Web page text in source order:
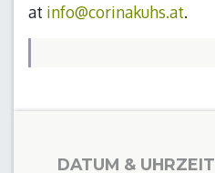
at info@corinakuhs.at.
DATUM & UHRZEIT